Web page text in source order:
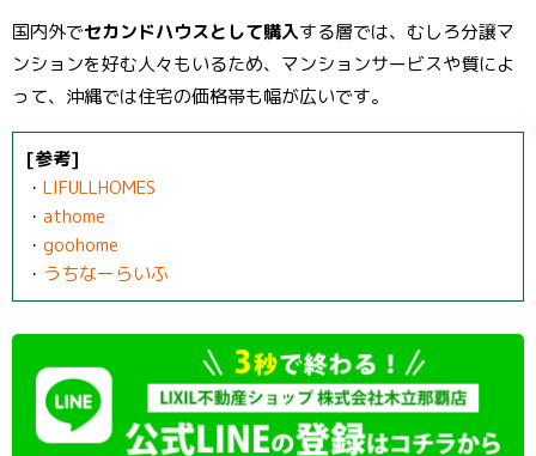
国内外でセカンドハウスとして購入する層では、むしろ分譲マ
ンションを好む人々もいるため、マンションサービスや質によ
って、沖縄では住宅の価格帯も幅が広いです。
[参考]
・ LIFULLHOMES
・ athome
・ goohome
・ うちなーらいふ